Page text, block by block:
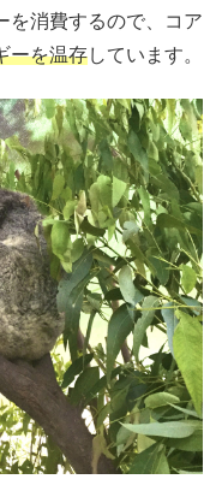
を消費するので、コア
ーを温存しています。